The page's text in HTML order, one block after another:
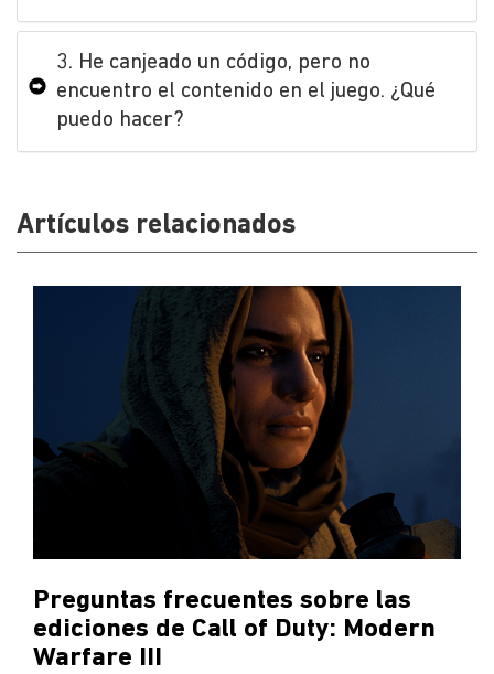
3. He canjeado un código, pero no
encuentro el contenido en el juego. ¿Qué
puedo hacer?
Artículos relacionados
Preguntas frecuentes sobre las
ediciones de Call of Duty: Modern
Warfare III